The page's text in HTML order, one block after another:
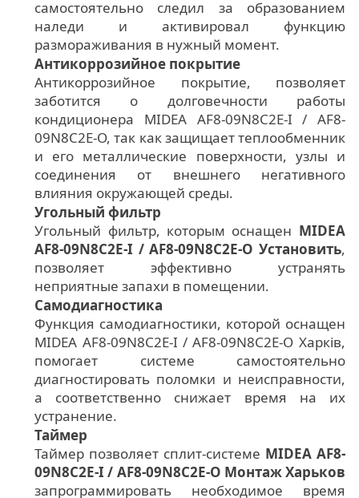
самостоятельно следил за образованием
наледи и активировал функцию
размораживания в нужный момент.
Антикоррозийное покрытие
Антикоррозийное покрытие, позволяет
заботится о долговечности работы
кондиционера MIDEA AF8-09N8C2E-I / AF8-
09N8C2E-O, так как защищает теплообменник
и его металлические поверхности, узлы и
соединения от внешнего негативного
влияния окружающей среды.
Угольный фильтр
Угольный фильтр, которым оснащен MIDEA
AF8-09N8C2E-I / AF8-09N8C2E-O Установить,
позволяет эффективно устранять
неприятные запахи в помещении.
Самодиагностика
Функция самодиагностики, которой оснащен
MIDEA AF8-09N8C2E-I / AF8-09N8C2E-O Харків,
помогает системе самостоятельно
диагностировать поломки и неисправности,
а соответственно снижает время на их
устранение.
Таймер
Таймер позволяет сплит-системе MIDEA AF8-
09N8C2E-I / AF8-09N8C2E-O Монтаж Харьков
запрограммировать необходимое время